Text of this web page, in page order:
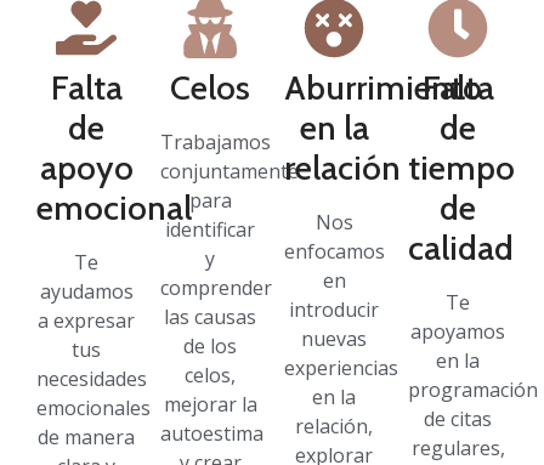
Falta
de
apoyo
emocional
Te
ayudamos
a expresar
tus
necesidades
emocionales
de manera
Celos
Trabajamos
conjuntamente
para
identificar
y
comprender
las causas
de los
celos,
mejorar la
autoestima
Aburrimiento
en la
relación
Nos
enfocamos
en
introducir
nuevas
experiencias
en la
relación,
explorar
Falta
de
tiempo
de
calidad
Te
apoyamos
en la
programación
de citas
regulares,